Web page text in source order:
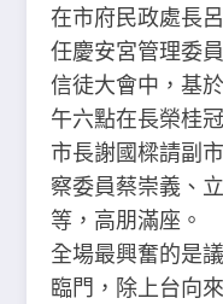
在市府民政處長
任慶安宮管理委
信徒大會中，基
午六點在長榮桂
市長謝國樑請副
察委員蔡崇義、
等，高朋滿座。
全場最興奮的是
臨門，除上台向